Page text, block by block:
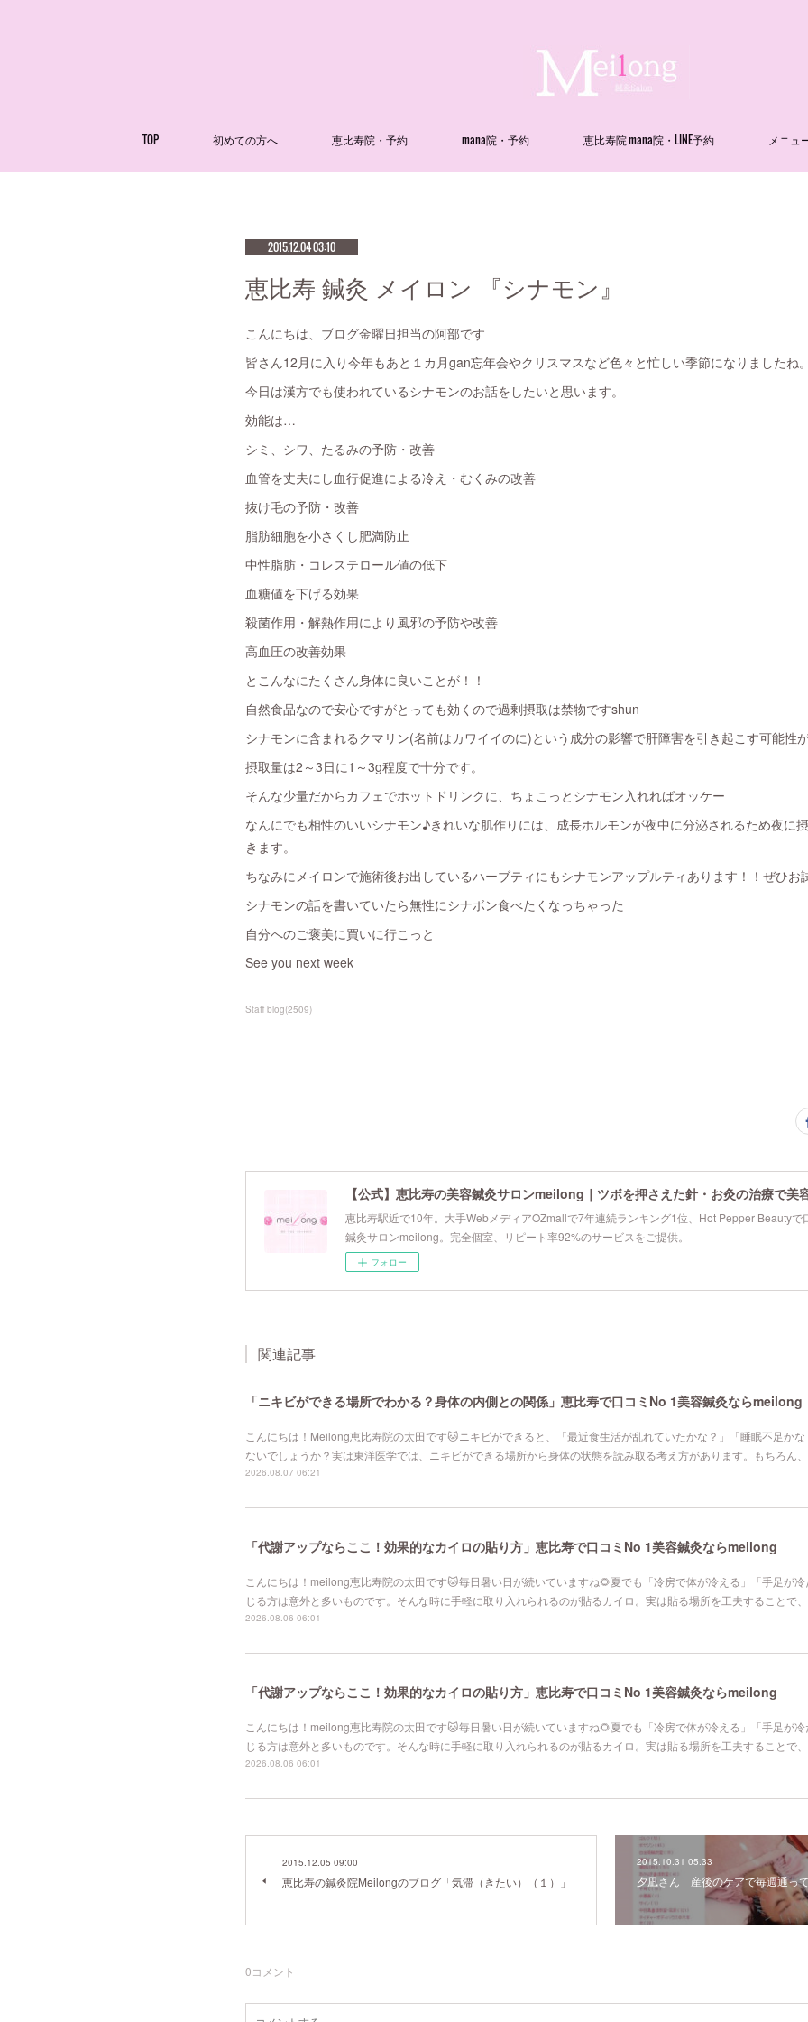
TOP 初めての方へ 恵比寿院・予約 mana院・予約 恵比寿院 mana院・LINE予約 メニュ
2015.12.04 03:10
恵比寿 鍼灸 メイロン 『シナモン』
こんにちは、ブログ金曜日担当の阿部です
皆さん12月に入り今年もあと１カ月gan忘年会やクリスマスなど色々と忙しい季節になりましたね。
今日は漢方でも使われているシナモンのお話をしたいと思います。
効能は…
シミ、シワ、たるみの予防・改善
血管を丈夫にし血行促進による冷え・むくみの改善
抜け毛の予防・改善
脂肪細胞を小さくし肥満防止
中性脂肪・コレステロール値の低下
血糖値を下げる効果
殺菌作用・解熱作用により風邪の予防や改善
高血圧の改善効果
とこんなにたくさん身体に良いことが！！
自然食品なので安心ですがとっても効くので過剰摂取は禁物ですshun
シナモンに含まれるクマリン(名前はカワイイのに)という成分の影響で肝障害を引き起こす可能性が
摂取量は2～3日に1～3g程度で十分です。
そんな少量だからカフェでホットドリンクに、ちょこっとシナモン入れればオッケー
なんにでも相性のいいシナモン♪きれいな肌作りには、成長ホルモンが夜中に分泌されるため夜に
きます。
ちなみにメイロンで施術後お出しているハーブティにもシナモンアップルティあります！！ぜひお
シナモンの話を書いていたら無性にシナボン食べたくなっちゃった
自分へのご褒美に買いに行こっと
See you next week
Staff blog(2509)
【公式】恵比寿の美容鍼灸サロンmeilong｜ツボを押さえた針・お灸の治療で美
恵比寿駅近で10年。大手WebメディアOZmallで7年連続ランキング1位、Hot Pepper Beautyで
鍼灸サロンmeilong。完全個室、リピート率92%のサービスをご提供。
フォロー
関連記事
「ニキビができる場所でわかる？身体の内側との関係」恵比寿で口コミNo 1美容鍼灸ならmeilong
こんにちは！Meilong恵比寿院の太田です🐱ニキビができると、「最近食生活が乱れていたかな？」「睡眠不足か
ないでしょうか？実は東洋医学では、ニキビができる場所から身体の状態を読み取る考え方があります。もちろん
2026.08.07 06:21
「代謝アップならここ！効果的なカイロの貼り方」恵比寿で口コミNo 1美容鍼灸ならmeilong
こんにちは！meilong恵比寿院の太田です🐱毎日暑い日が続いていますね🌻夏でも「冷房で体が冷える」「手足が
じる方は意外と多いものです。そんな時に手軽に取り入れられるのが貼るカイロ。実は貼る場所を工夫することで
2026.08.06 06:01
「代謝アップならここ！効果的なカイロの貼り方」恵比寿で口コミNo 1美容鍼灸ならmeilong
こんにちは！meilong恵比寿院の太田です🐱毎日暑い日が続いていますね🌻夏でも「冷房で体が冷える」「手足が
じる方は意外と多いものです。そんな時に手軽に取り入れられるのが貼るカイロ。実は貼る場所を工夫することで
2026.08.06 06:01
2015.12.05 09:00
恵比寿の鍼灸院Meilongのブログ「気滞（きたい）（１）」
2015.10.31 05:33
夕凪さん 産後のケアで毎週通って
0コメント